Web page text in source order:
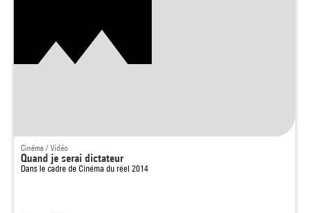
Cinéma / Vidéo
Quand je serai dictateur
Dans le cadre de Cinéma du réel 2014